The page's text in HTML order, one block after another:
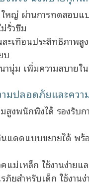
ใหญ่ ผ่านการทดสอบ
รั่วซึม
ะเทือนประสิทธิภาพ
บ
นุ่ม เพิ่มความสบายใ
มปลอดภัยและควา
สูงพนักพิงได้ รองรับก
แดดแบบขยายได้ พร้
แม่เหล็ก ใช้งานง่ายแล
ภัยสำหรับเด็ก ใช้งาน